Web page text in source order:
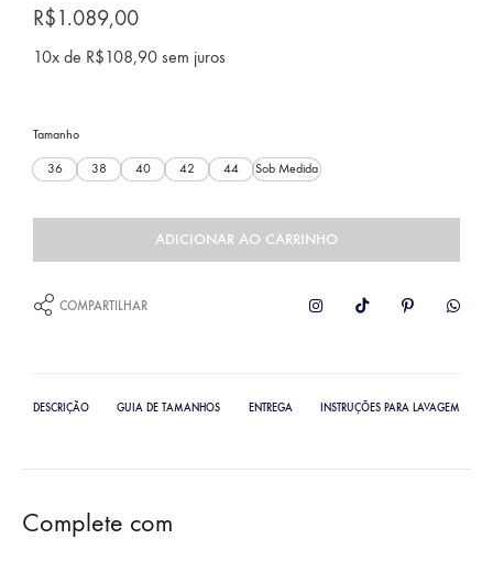
R$1.089,00
10x de R$108,90 sem juros
Tamanho
36 38 40 42 44 Sob Medida
ADICIONAR AO CARRINHO
COMPARTILHAR
DESCRIÇÃO GUIA DE TAMANHOS ENTREGA INSTRUÇÕES PARA LAVAGEM
Complete com